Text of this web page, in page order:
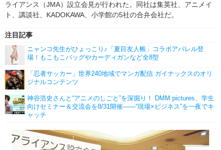
ライアンス（JMA）設立会見が行われた。同社は集英社、アニメイ
ト、講談社、KADOKAWA、小学館の5社の合弁会社だ。
注目記事
ニャンコ先生がひょっこり♪「夏目友人帳」コラボアパレル登
場！もこもこバッグやカーディガンなど全8型
「忍者サッカー」世界240地域でマンガ配信 ガイナックスのオリ
ジナルコンテンツ
神谷浩史さんと“アニメのしごと”を深掘り！ DMM pictures、学生
向けセミナー＆交流会を8/31開催――“現場×ビジネス”を一夜でキ
ャッチ